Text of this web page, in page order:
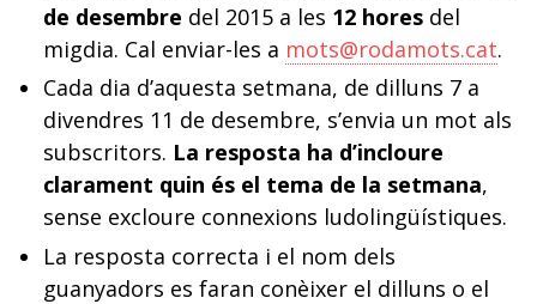
de desembre del 2015 a les 12 hores del
migdia. Cal enviar-les a mots@rodamots.cat.
Cada dia d’aquesta setmana, de dilluns 7 a
divendres 11 de desembre, s’envia un mot als
subscritors. La resposta ha d’incloure
clarament quin és el tema de la setmana,
sense excloure connexions ludolingüístiques.
La resposta correcta i el nom dels
guanyadors es faran conèixer el dilluns o el